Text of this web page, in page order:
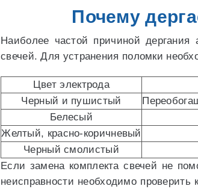
Почему
Наиболее частой причиной
свечей. Для устранения поломки
Цвет электрода
Черный и пушистый
Белесый
Желтый, красно-коричневый
Черный смолистый
Если замена комплекта свечей не
неисправности необходимо